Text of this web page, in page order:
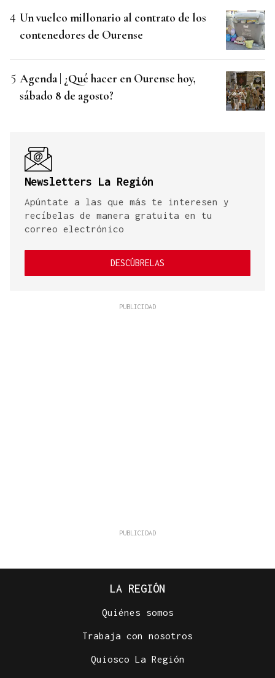
Un vuelco millonario al contrato de los
contenedores de Ourense
Agenda | ¿Qué hacer en Ourense hoy,
sábado 8 de agosto?
Newsletters La Región
Apúntate a las que más te interesen y
recíbelas de manera gratuita en tu
correo electrónico
DESCÚBRELAS
LA REGIÓN
Quiénes somos
Trabaja con nosotros
Quiosco La Región